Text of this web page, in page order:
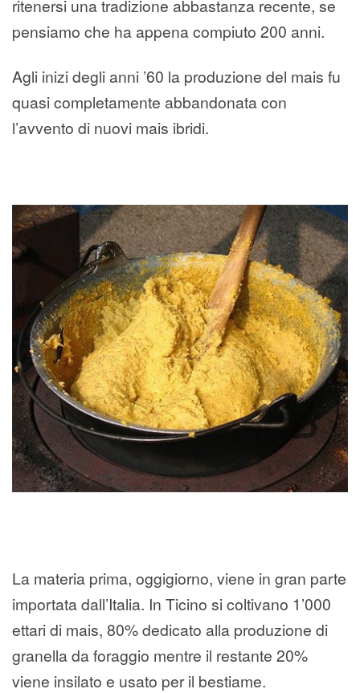
ritenersi una tradizione abbastanza recente, se
pensiamo che ha appena compiuto 200 anni.
Agli inizi degli anni ’60 la produzione del mais fu
quasi completamente abbandonata con
l’avvento di nuovi mais ibridi.
La materia prima, oggigiorno, viene in gran parte
importata dall’Italia. In Ticino si coltivano 1’000
ettari di mais, 80% dedicato alla produzione di
granella da foraggio mentre il restante 20%
viene insilato e usato per il bestiame.